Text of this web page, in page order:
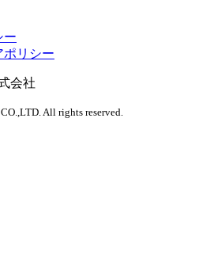
ー
ポリシー
会社
All rights reserved.